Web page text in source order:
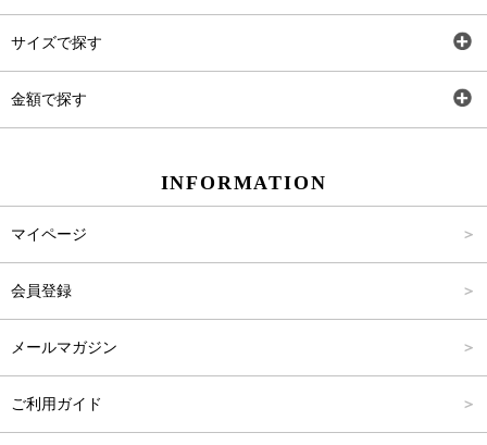
サイズで探す
金額で探す
INFORMATION
マイページ
会員登録
メールマガジン
ご利用ガイド